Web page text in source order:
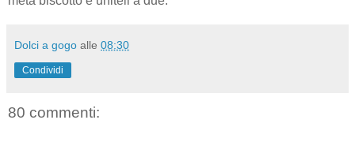
Dolci a gogo alle 08:30
Condividi
80 commenti: